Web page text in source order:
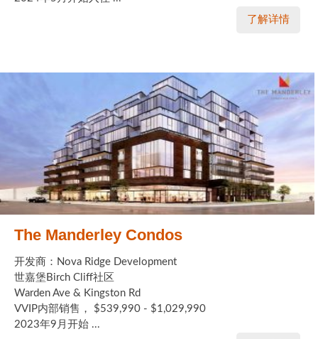
了解详情
The Manderley Condos
开发商：Nova Ridge Development
世嘉堡Birch Cliff社区
Warden Ave & Kingston Rd
VVIP内部销售， $539,990 - $1,029,990
2023年9月开始 ...